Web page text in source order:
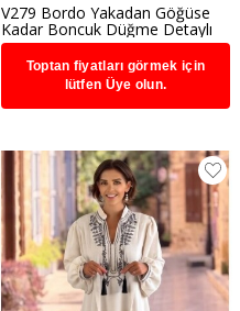
V279 Bordo Yakadan Göğüse
Kadar Boncuk Düğme Detaylı
Tesettür Elbise
Toptan fiyatları görmek için
lütfen Üye olun.